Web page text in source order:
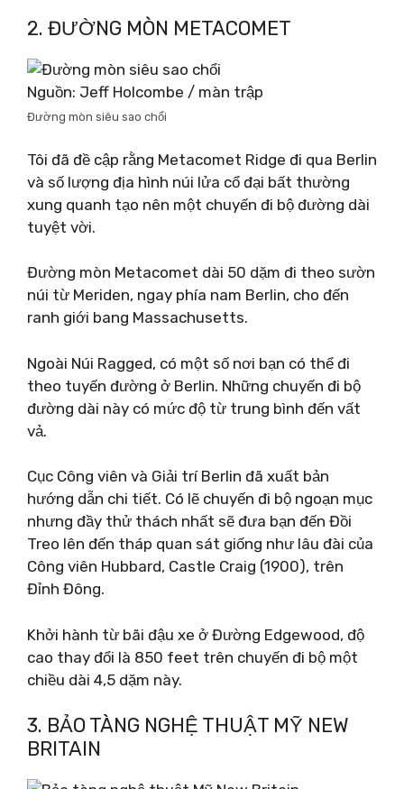
2. ĐƯỜNG MÒN METACOMET
Nguồn: Jeff Holcombe / màn trập
Đường mòn siêu sao chổi
Tôi đã đề cập rằng Metacomet Ridge đi qua Berlin
và số lượng địa hình núi lửa cổ đại bất thường
xung quanh tạo nên một chuyến đi bộ đường dài
tuyệt vời.
Đường mòn Metacomet dài 50 dặm đi theo sườn
núi từ Meriden, ngay phía nam Berlin, cho đến
ranh giới bang Massachusetts.
Ngoài Núi Ragged, có một số nơi bạn có thể đi
theo tuyến đường ở Berlin. Những chuyến đi bộ
đường dài này có mức độ từ trung bình đến vất
vả.
Cục Công viên và Giải trí Berlin đã xuất bản
hướng dẫn chi tiết. Có lẽ chuyến đi bộ ngoạn mục
nhưng đầy thử thách nhất sẽ đưa bạn đến Đồi
Treo lên đến tháp quan sát giống như lâu đài của
Công viên Hubbard, Castle Craig (1900), trên
Đỉnh Đông.
Khởi hành từ bãi đậu xe ở Đường Edgewood, độ
cao thay đổi là 850 feet trên chuyến đi bộ một
chiều dài 4,5 dặm này.
3. BẢO TÀNG NGHỆ THUẬT MỸ NEW
BRITAIN